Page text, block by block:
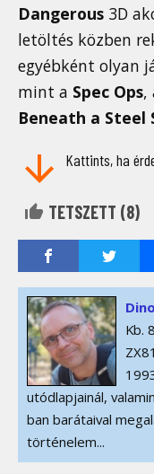
Dangerous 3D
letöltés közben
egyébként olyan
mint a Spec Ops,
Beneath a Steel
Kattints, ha
TETSZETT (8)
Dino
Kb.
utódlapjainál,
ban barátaival
történelem...